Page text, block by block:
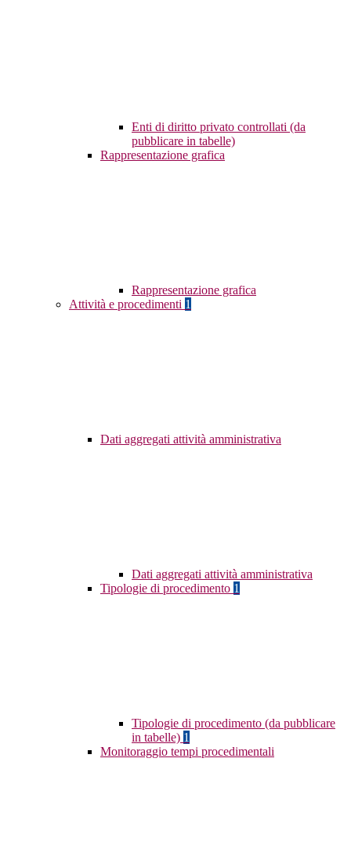
Enti di diritto privato controllati (da
pubblicare in tabelle)
Rappresentazione grafica
Rappresentazione grafica
Attività e procedimenti 1
Dati aggregati attività amministrativa
Dati aggregati attività amministrativa
Tipologie di procedimento 1
Tipologie di procedimento (da pubblicare
in tabelle) 1
Monitoraggio tempi procedimentali